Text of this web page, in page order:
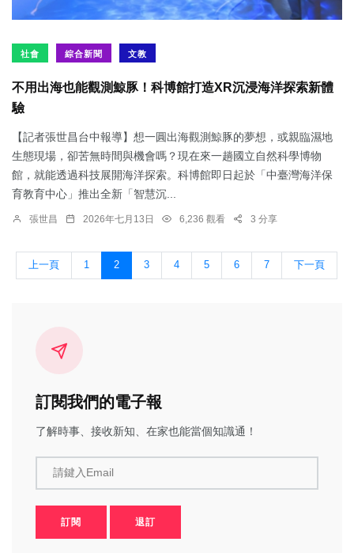
社會 綜合新聞 文教
不用出海也能觀測鯨豚！科博館打造XR沉浸海洋探索新體
驗
【記者張世昌台中報導】想一圓出海觀測鯨豚的夢想，或親臨濕地
生態現場，卻苦無時間與機會嗎？現在來一趟國立自然科學博物
館，就能透過科技展開海洋探索。科博館即日起於「中臺灣海洋保
育教育中心」推出全新「智慧沉...
張世昌 2026年七月13日 6,236 觀看 3 分享
上一頁 1 2 3 4 5 6 7 下一頁
訂閱我們的電子報
了解時事、接收新知、在家也能當個知識通！
請鍵入Email
訂閱 退訂